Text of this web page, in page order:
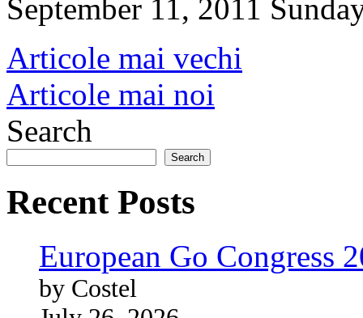
September 11, 2011
Articole mai vechi
Articole mai noi
Search
Search
Recent Posts
European Go Congress
by Costel